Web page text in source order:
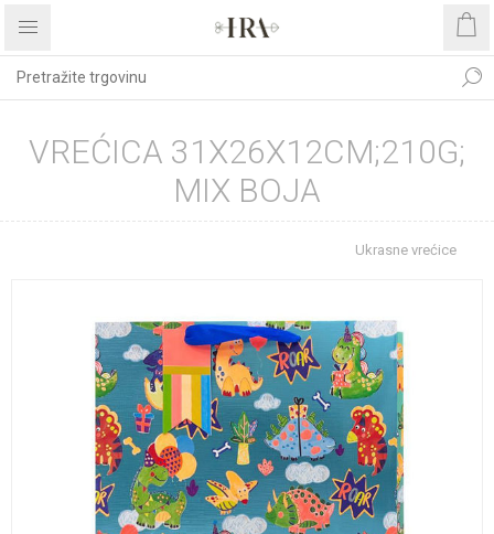
VREĆICA 31X26X12CM;210G;
MIX BOJA
Ukrasne vrećice